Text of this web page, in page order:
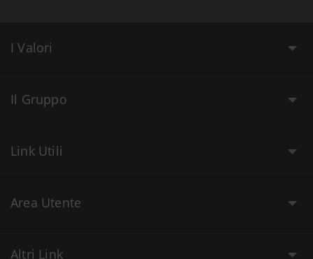
I Valori
Il Gruppo
Link Utili
Area Utente
Altri Link